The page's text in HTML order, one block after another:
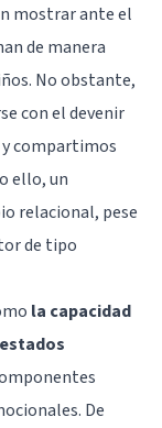
mostrar ante el
de manera
No obstante,
con el devenir
y compartimos
ello, un
relacional, pese
de tipo
la capacidad
De